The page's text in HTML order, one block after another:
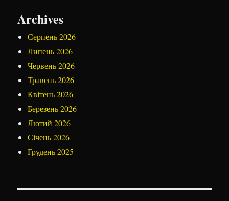
Archives
Серпень 2026
Липень 2026
Червень 2026
Травень 2026
Квітень 2026
Березень 2026
Лютий 2026
Січень 2026
Грудень 2025